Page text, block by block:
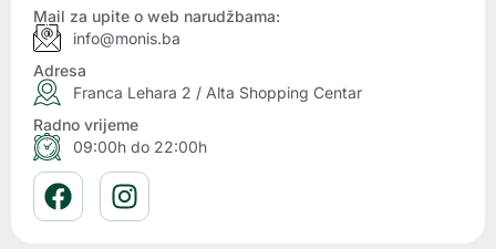
Mail za upite o web narudžbama:
info@monis.ba
Adresa
Franca Lehara 2 / Alta Shopping Centar
Radno vrijeme
09:00h do 22:00h